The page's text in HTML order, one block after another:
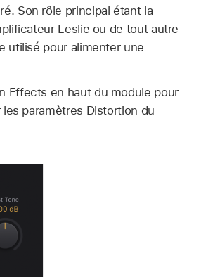
Son rôle principal étant la
Leslie ou de tout autre
utilisé pour alimenter une
Effects en haut du module pour
paramètres Distortion du